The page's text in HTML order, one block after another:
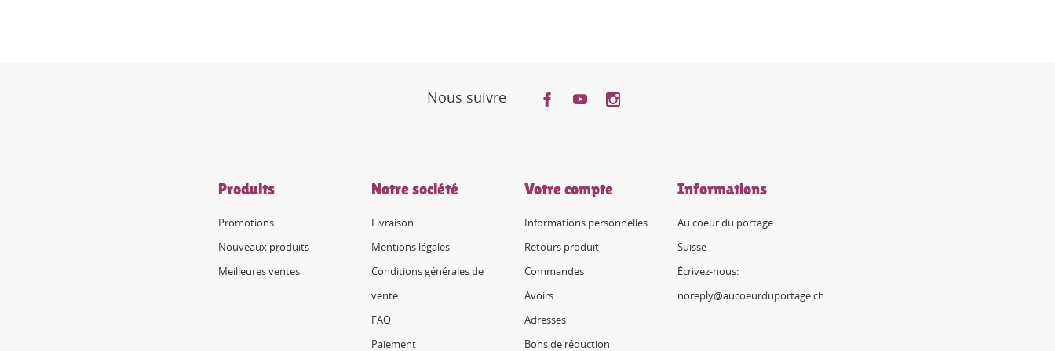
Nous suivre
Produits
Promotions
Nouveaux produits
Meilleures ventes
Notre société
Livraison
Mentions légales
Conditions générales de
vente
FAQ
Paiement
Votre compte
Informations personnelles
Retours produit
Commandes
Avoirs
Adresses
Bons de réduction
Informations
Au coeur du portage
Suisse
Écrivez-nous:
noreply@aucoeurduportage.ch